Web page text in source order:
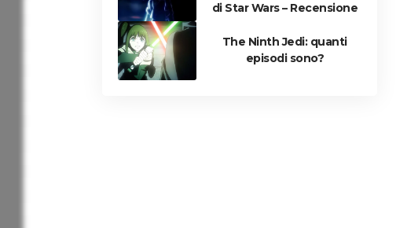
di Star Wars – Recensione
The Ninth Jedi: quanti
episodi sono?